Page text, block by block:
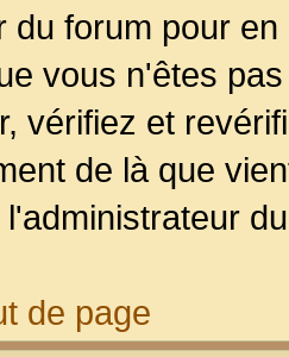
du forum pour
vous n'êtes
vérifiez et
de là que
de page